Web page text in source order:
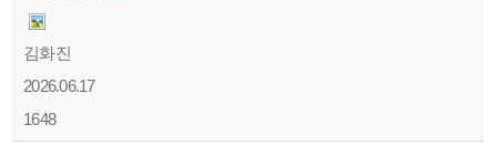
김화진
2026.06.17
1648